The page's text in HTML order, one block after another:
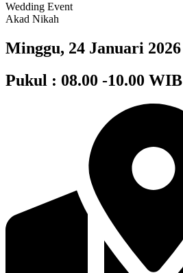
Wedding Event
Akad Nikah
Minggu, 24 Januari 2026
Pukul : 08.00 -10.00 WIB